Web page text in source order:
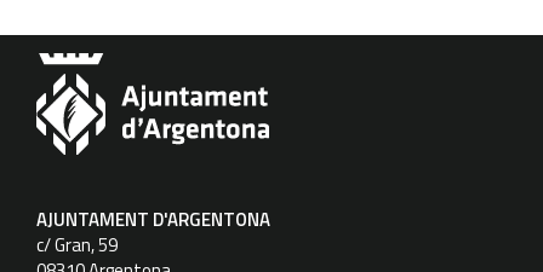
AJUNTAMENT D'ARGENTONA
c/ Gran, 59